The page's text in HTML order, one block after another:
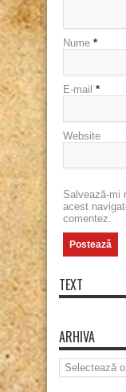
Nume *
E-mail *
Website
Salvează-mi
acest
comentez.
TEXT
ARHIVA
Arhiva